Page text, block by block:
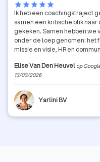
starstarstarstarstar
Ik heb een coachingstraject
samen een kritische blik
gekeken. Samen hebben
onder de loep genomen: het
missie en visie, HR en
verder te groeien als bedrijf.
professioneel, eerlijk en
Zeker een aanrader voor
stilstaan bij hun werking en
niveau willen tillen.
Elise Van Den Heuvel op
13/03/2026
Yarlini BV